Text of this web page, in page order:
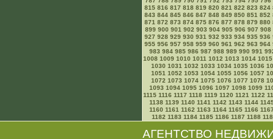
815 816 817 818 819 820 821 822 823 824
843 844 845 846 847 848 849 850 851 852
871 872 873 874 875 876 877 878 879 880
899 900 901 902 903 904 905 906 907 908
927 928 929 930 931 932 933 934 935 936
955 956 957 958 959 960 961 962 963 964
983 984 985 986 987 988 989 990 991
1008 1009 1010 1011 1012 1013 1014 1015
1030 1031 1032 1033 1034 1035 1036
1051 1052 1053 1054 1055 1056 1057
1072 1073 1074 1075 1076 1077 1078
1093 1094 1095 1096 1097 1098 1099
1115 1116 1117 1118 1119 1120 1121 1122
1138 1139 1140 1141 1142 1143 1144
1160 1161 1162 1163 1164 1165 1166
1182 1183 1184 1185 1186 1187 1188
АГЕНТСТВО